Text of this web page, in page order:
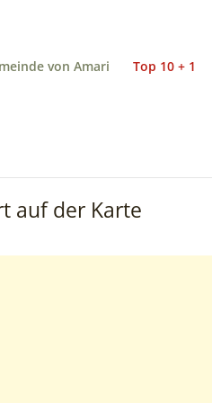
von Amari Top 10 + 1
auf der Karte